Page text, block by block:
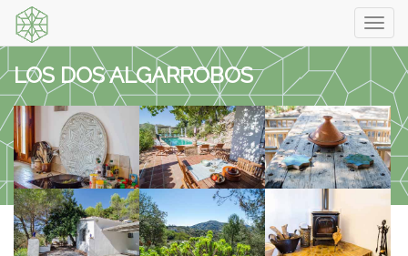
LOS DOS ALGARROBOS